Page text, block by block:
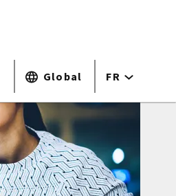
Global FR